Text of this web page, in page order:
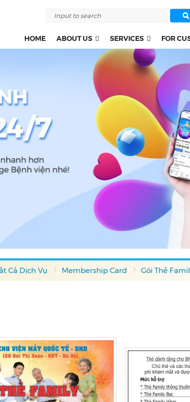
HOME ABOUT US SERVICES FOR
Cả Dịch Vụ Membership Card Gói Thẻ